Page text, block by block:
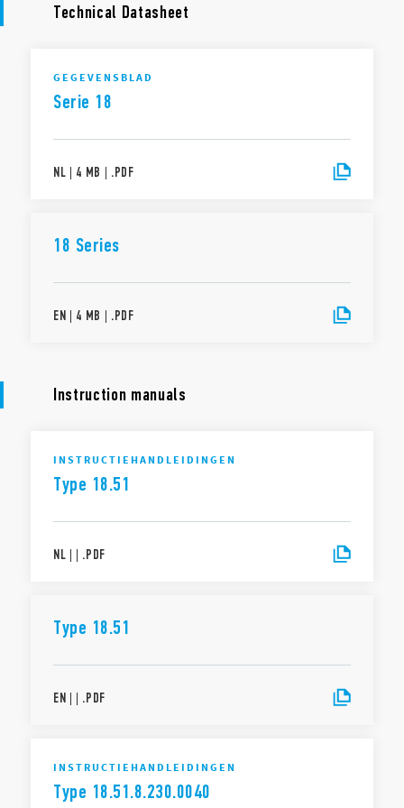
Technical Datasheet
GEGEVENSBLAD
Serie 18
NL | 4 MB | .PDF
18 Series
EN | 4 MB | .PDF
Instruction manuals
INSTRUCTIEHANDLEIDINGEN
Type 18.51
NL | | .PDF
Type 18.51
EN | | .PDF
INSTRUCTIEHANDLEIDINGEN
Type 18.51.8.230.0040